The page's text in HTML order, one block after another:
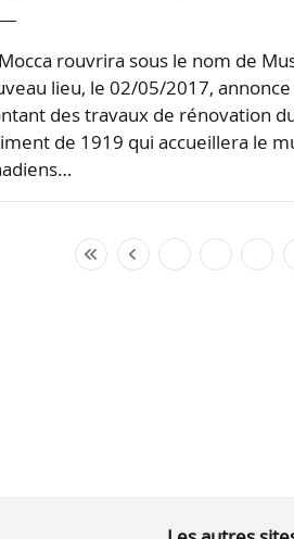
rouvrira sous le nom de
lieu, le 02/05/2017,
des travaux de rénovation
de 1919 qui accueillera le